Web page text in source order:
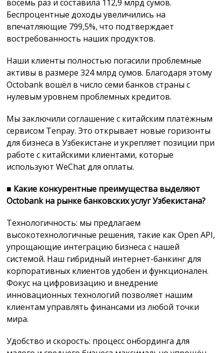
восемь раз и составила 112,9 млрд сумов.
Беспроцентные доходы увеличились на
впечатляющие 799,5%, что подтверждает
востребованность наших продуктов.
Наши клиенты полностью погасили проблемные
активы в размере 324 млрд сумов. Благодаря этому
Octobank вошёл в число семи банков страны с
нулевым уровнем проблемных кредитов.
Мы заключили соглашение с китайским платёжным
сервисом Tenpay. Это открывает новые горизонты
для бизнеса в Узбекистане и укрепляет позиции при
работе с китайскими клиентами, которые
используют WeChat для оплаты.
■ Какие конкурентные преимущества выделяют
Octobank на рынке банковских услуг Узбекистана?
Технологичность: мы предлагаем
высокотехнологичные решения, такие как Open API,
упрощающие интеграцию бизнеса с нашей
системой. Наш гибридный интернет-банкинг для
корпоративных клиентов удобен и функционален.
Фокус на цифровизацию и внедрение
инновационных технологий позволяет нашим
клиентам управлять финансами из любой точки
мира.
Удобство и скорость: процесс онбординга для